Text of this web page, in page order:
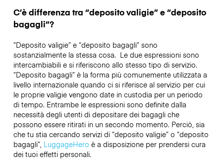
C’è differenza tra “deposito valigie” e “deposito
bagagli”?
“Deposito valigie” e “deposito bagagli” sono
sostanzialmente la stessa cosa. Le due espressioni sono
intercambiabili e si riferiscono allo stesso tipo di servizio.
“Deposito bagagli” è la forma più comunemente utilizzata a
livello internazionale quando ci si riferisce al servizio per cui
le proprie valigie vengono date in custodia per un periodo
di tempo. Entrambe le espressioni sono definite dalla
necessità degli utenti di depositare dei bagagli che
possono essere ritirati in un secondo momento. Perciò, sia
che tu stia cercando servizi di “deposito valigie” o “deposito
bagagli”,LuggageHero è a disposizione per prendersi cura
dei tuoi effetti personali.